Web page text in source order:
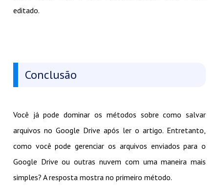
editado.
Conclusão
Você já pode dominar os métodos sobre como salvar
arquivos no Google Drive após ler o artigo. Entretanto,
como você pode gerenciar os arquivos enviados para o
Google Drive ou outras nuvem com uma maneira mais
simples? A resposta mostra no primeiro método.